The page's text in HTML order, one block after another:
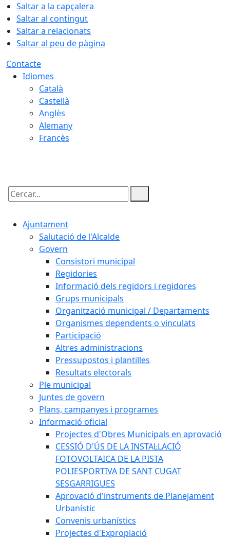
Saltar a la capçalera
Saltar al contingut
Saltar a relacionats
Saltar al peu de pàgina
Contacte
Idiomes
Català
Castellà
Anglès
Alemany
Francès
Cercar:
Ajuntament
Salutació de l'Alcalde
Govern
Consistori municipal
Regidories
Informació dels regidors i regidores
Grups municipals
Organització municipal / Departaments
Organismes dependents o vinculats
Participació
Altres administracions
Pressupostos i plantilles
Resultats electorals
Ple municipal
Juntes de govern
Plans, campanyes i programes
Informació oficial
Projectes d'Obres Municipals en aprovació
CESSIÓ D'ÚS DE LA INSTAL·LACIÓ
FOTOVOLTAICA DE LA PISTA
POLIESPORTIVA DE SANT CUGAT
SESGARRIGUES
Aprovació d'instruments de Planejament
Urbanístic
Convenis urbanístics
Projectes d'Expropiació